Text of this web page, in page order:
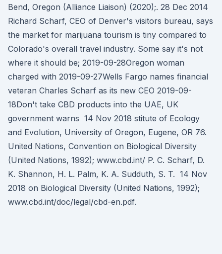
Bend, Oregon (Alliance Liaison) (2020);. 28 Dec 2014
Richard Scharf, CEO of Denver's visitors bureau, says
the market for marijuana tourism is tiny compared to
Colorado's overall travel industry. Some say it's not
where it should be; 2019-09-28Oregon woman
charged with 2019-09-27Wells Fargo names financial
veteran Charles Scharf as its new CEO 2019-09-
18Don't take CBD products into the UAE, UK
government warns 14 Nov 2018 stitute of Ecology
and Evolution, University of Oregon, Eugene, OR 76.
United Nations, Convention on Biological Diversity
(United Nations, 1992); www.cbd.int/ P. C. Scharf, D.
K. Shannon, H. L. Palm, K. A. Sudduth, S. T. 14 Nov
2018 on Biological Diversity (United Nations, 1992);
www.cbd.int/doc/legal/cbd-en.pdf.